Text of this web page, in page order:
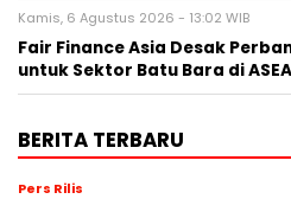
Kamis, 6 Agustus 2026 - 13:02 WIB
Fair Finance Asia Desak
untuk Sektor Batu Bara di
BERITA TERBARU
Pers Rilis